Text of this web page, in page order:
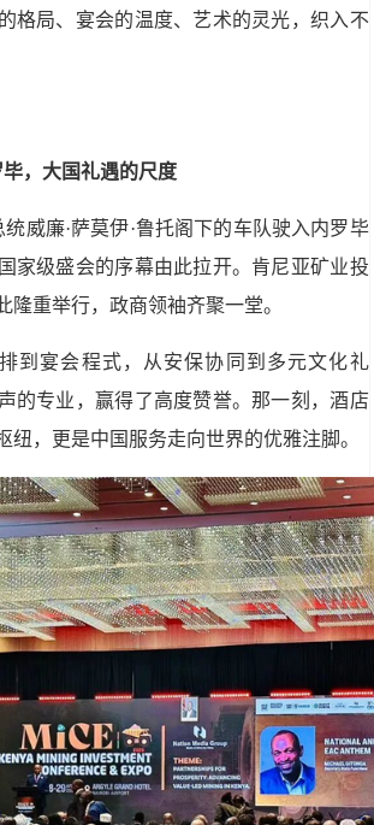
格局、宴会的温度、艺术的灵光，织入不
，大国礼遇的尺度
统威廉·萨莫伊·鲁托阁下的车队驶入内罗毕
家级盛会的序幕由此拉开。肯尼亚矿业投
隆重举行，政商领袖齐聚一堂。
到宴会程式，从安保协同到多元文化礼
的专业，赢得了高度赞誉。那一刻，酒店
纽，更是中国服务走向世界的优雅注脚。